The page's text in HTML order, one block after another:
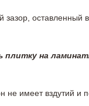
зазор,
на
не имеет вздутий